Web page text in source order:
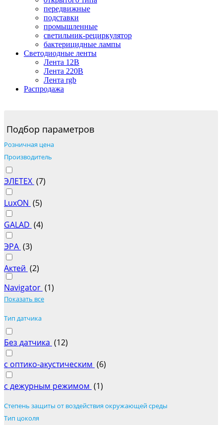
передвижные
подставки
промышленные
светильник-рециркулятор
бактерицидные лампы
Светодиодные ленты
Лента 12В
Лента 220В
Лента rgb
Распродажа
Подбор параметров
Розничная цена
Производитель
ЭЛЕТЕХ (7)
LuxON (5)
GALAD (4)
ЭРА (3)
Актей (2)
Navigator (1)
Показать все
Тип датчика
Без датчика (12)
с оптико-акустическим (6)
с дежурным режимом (1)
Степень защиты от воздействия окружающей среды
Тип цоколя